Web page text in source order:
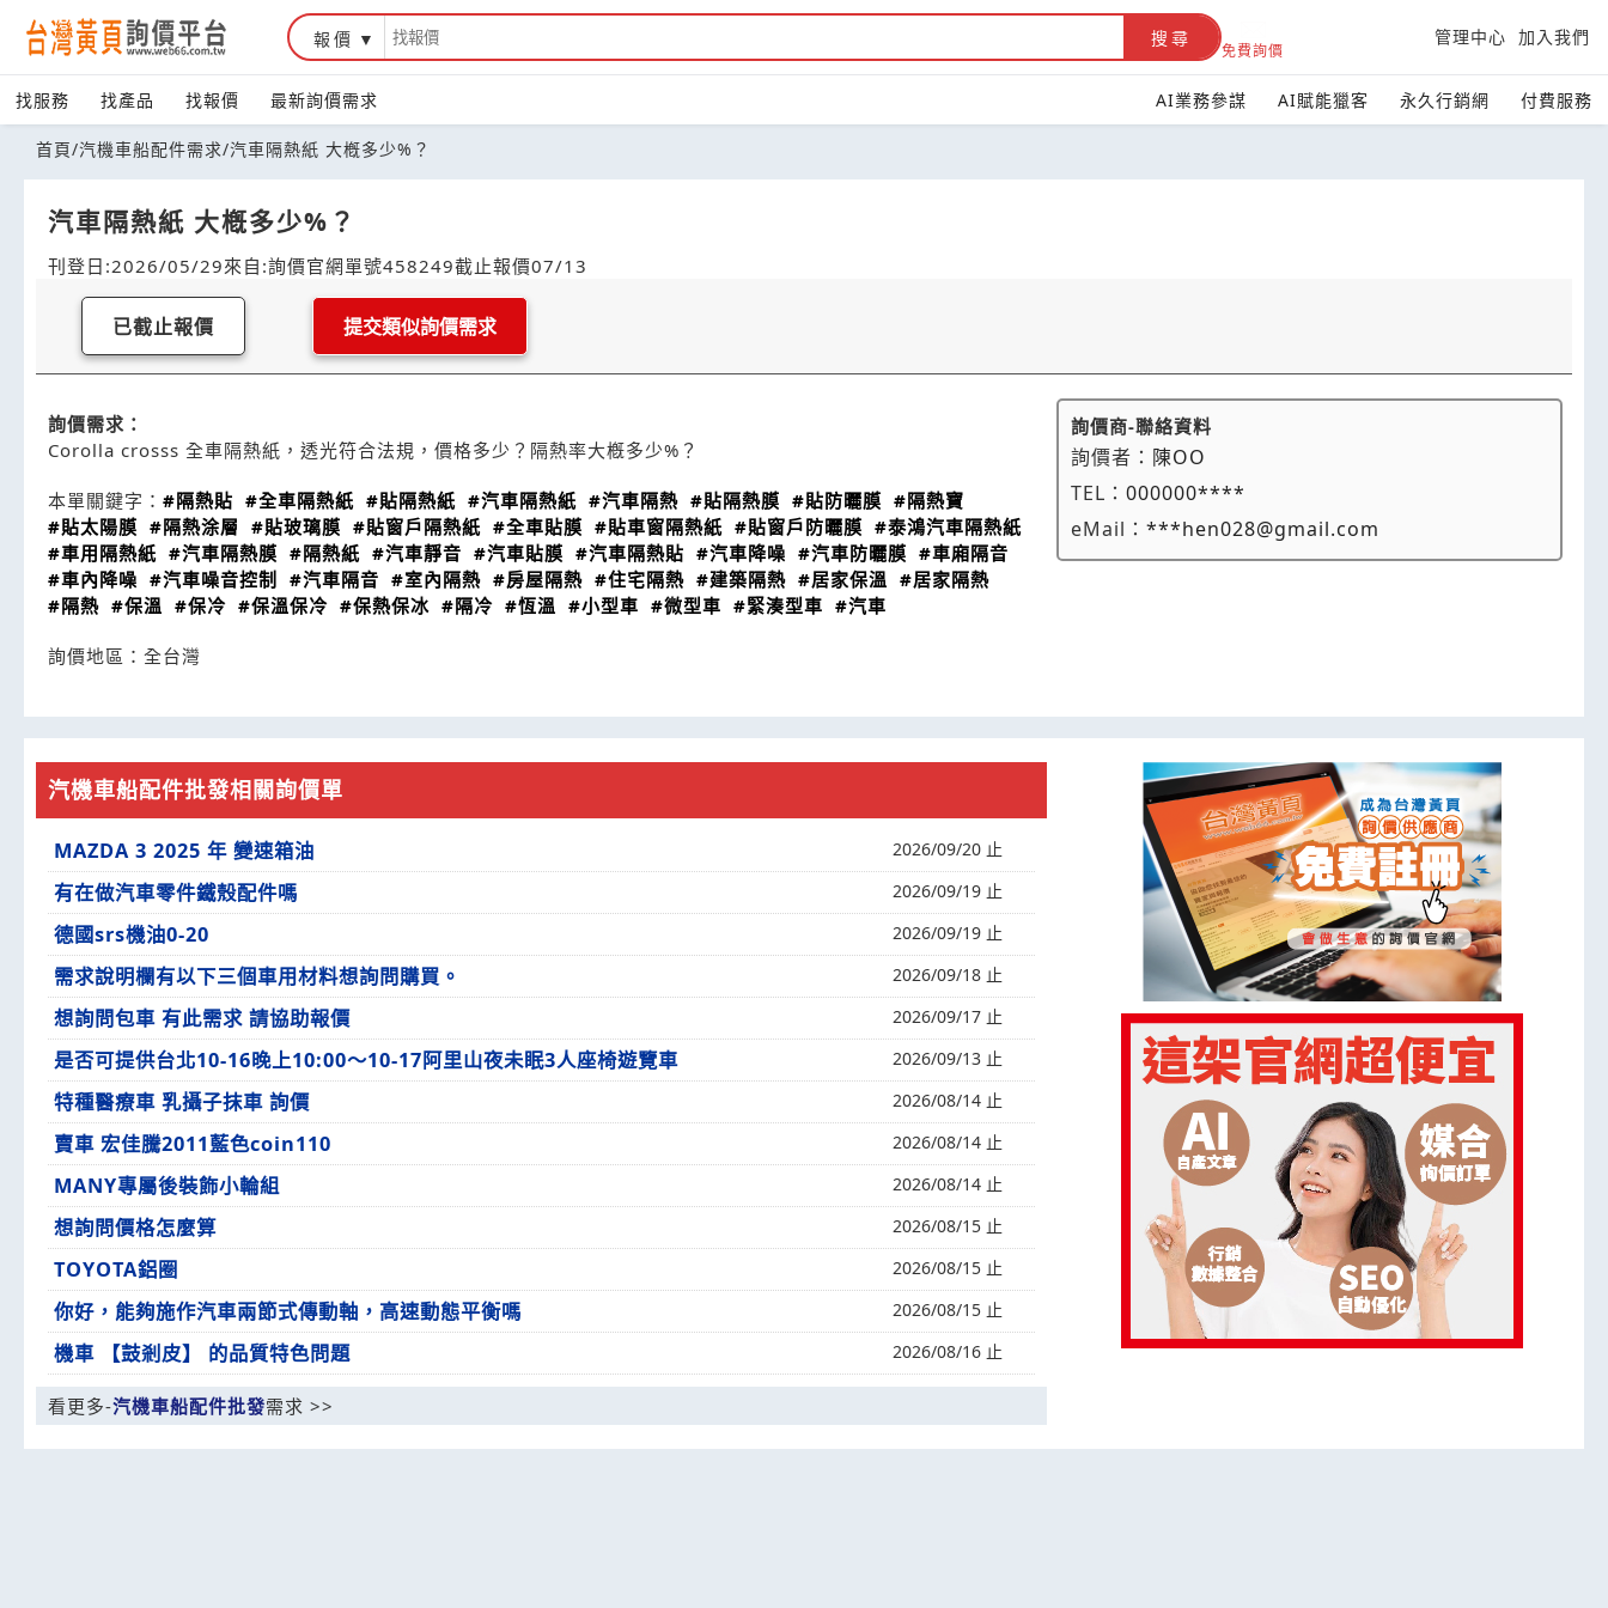
報價 搜尋
免費詢價
管理中心 加入我們
找服務 找產品 找報價 最新詢價需求 AI業務參謀 AI賦能獵客 永久行銷網 付費服務
首頁/汽機車船配件需求/汽車隔熱紙 大槪多少%？
汽車隔熱紙 大槪多少%？
刊登日:2026/05/29來自:詢價官網單號458249截止報價07/13
已截止報價 提交類似詢價需求
詢價需求：
Corolla crosss 全車隔熱紙，透光符合法規，價格多少？隔熱率大槪多少%？
本單關鍵字： #隔熱貼 #全車隔熱紙 #貼隔熱紙 #汽車隔熱紙 #汽車隔熱 #貼隔熱膜 #貼防曬膜 #隔熱寶
#貼太陽膜 #隔熱涂層 #貼玻璃膜 #貼窗戶隔熱紙 #全車貼膜 #貼車窗隔熱紙 #貼窗戶防曬膜 #泰鴻汽車隔熱紙
#車用隔熱紙 #汽車隔熱膜 #隔熱紙 #汽車靜音 #汽車貼膜 #汽車隔熱貼 #汽車降噪 #汽車防曬膜 #車廂隔音
#車內降噪 #汽車噪音控制 #汽車隔音 #室內隔熱 #房屋隔熱 #住宅隔熱 #建築隔熱 #居家保溫 #居家隔熱
#隔熱 #保溫 #保冷 #保溫保冷 #保熱保冰 #隔冷 #恆溫 #小型車 #微型車 #緊湊型車 #汽車
詢價地區： 全台灣
詢價商-聯絡資料
詢價者： 陳OO
TEL：000000****
eMail：***hen028@gmail.com
汽機車船配件批發相關詢價單
MAZDA 3 2025 年 變速箱油 2026/09/20 止
有在做汽車零件鐵殼配件嗎 2026/09/19 止
德國srs機油0-20 2026/09/19 止
需求說明欄有以下三個車用材料想詢問購買。 2026/09/18 止
想詢問包車 有此需求 請協助報價 2026/09/17 止
是否可提供台北10-16晚上10:00～10-17阿里山夜未眠3人座椅遊覽車 2026/09/13 止
特種醫療車 乳攝子抹車 詢價 2026/08/14 止
賣車 宏佳騰2011藍色coin110 2026/08/14 止
MANY專屬後裝飾小輪組 2026/08/14 止
想詢問價格怎麼算 2026/08/15 止
TOYOTA鋁圈 2026/08/15 止
你好，能夠施作汽車兩節式傳動軸，高速動態平衡嗎 2026/08/15 止
機車 【鼓剎皮】 的品質特色問題 2026/08/16 止
看更多-汽機車船配件批發需求 >>